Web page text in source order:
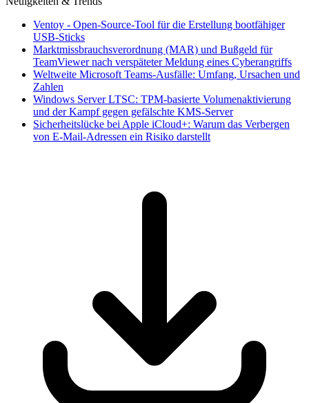
Ventoy - Open-Source-Tool für die Erstellung bootfähiger
USB-Sticks
Marktmissbrauchsverordnung (MAR) und Bußgeld für
TeamViewer nach verspäteter Meldung eines Cyberangriffs
Weltweite Microsoft Teams-Ausfälle: Umfang, Ursachen und
Zahlen
Windows Server LTSC: TPM-basierte Volumenaktivierung
und der Kampf gegen gefälschte KMS-Server
Sicherheitslücke bei Apple iCloud+: Warum das Verbergen
von E-Mail-Adressen ein Risiko darstellt